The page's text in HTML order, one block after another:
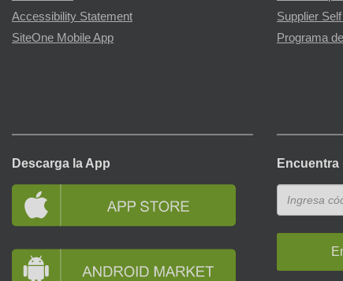
Accessibility Statement
SiteOne Mobile App
Supplier
Programa
Descarga la App Encuentra